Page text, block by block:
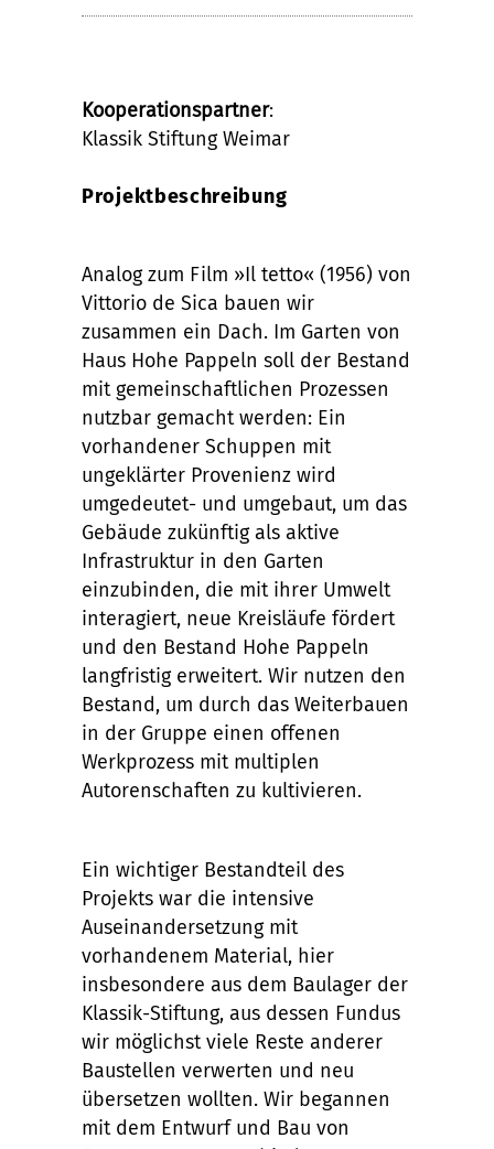
Kooperationspartner:
Klassik Stiftung Weimar
Projektbeschreibung
Analog zum Film »Il tetto« (1956) von
Vittorio de Sica bauen wir
zusammen ein Dach. Im Garten von
Haus Hohe Pappeln soll der Bestand
mit gemeinschaftlichen Prozessen
nutzbar gemacht werden: Ein
vorhandener Schuppen mit
ungeklärter Provenienz wird
umgedeutet- und umgebaut, um das
Gebäude zukünftig als aktive
Infrastruktur in den Garten
einzubinden, die mit ihrer Umwelt
interagiert, neue Kreisläufe fördert
und den Bestand Hohe Pappeln
langfristig erweitert. Wir nutzen den
Bestand, um durch das Weiterbauen
in der Gruppe einen offenen
Werkprozess mit multiplen
Autorenschaften zu kultivieren.
Ein wichtiger Bestandteil des
Projekts war die intensive
Auseinandersetzung mit
vorhandenem Material, hier
insbesondere aus dem Baulager der
Klassik-Stiftung, aus dessen Fundus
wir möglichst viele Reste anderer
Baustellen verwerten und neu
übersetzen wollten. Wir begannen
mit dem Entwurf und Bau von